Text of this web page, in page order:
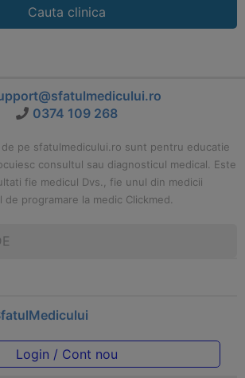
Cauta clinica
0374 109 268
pe sfatulmedicului.ro sunt pentru educatie
consultul sau diagnosticul medical. Este
fie medicul Dvs., fie unul din medicii
programare la medic Clickmed.
Login / Cont nou